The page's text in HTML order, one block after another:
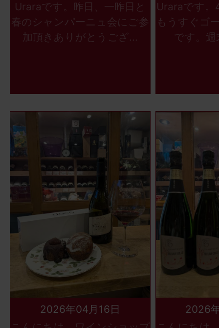
Uraraです。昨日、一昨日と
春のシャンパーニュ会にご参
加頂きありがとうござ...
Uraraです。
もうすぐゴ
です。
2026年04月16日
2026